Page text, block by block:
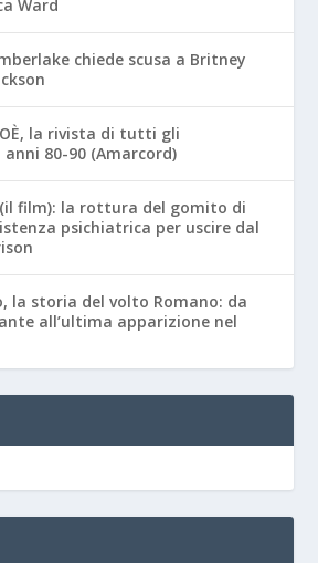
Ward
chiede scusa a Britney
la rivista di tutti gli
80-90 (Amarcord)
film): la rottura del gomito di
psichiatrica per uscire dal
la storia del volto Romano: da
all’ultima apparizione nel